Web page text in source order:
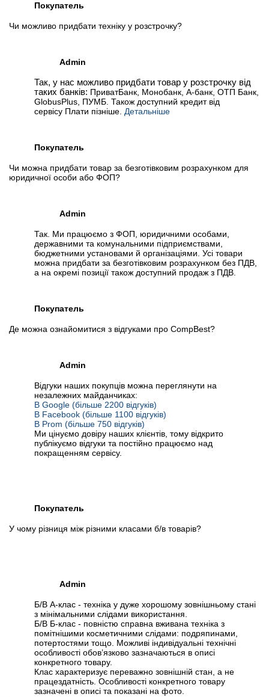
Покупатель
Чи можливо придбати техніку у розстрочку?
Admin
Так, у нас можливо придбати товар у розстрочку від
таких банків: ПриватБанк, Монобанк, А-банк, ОТП Банк,
GlobusPlus, ПУМБ. Також доступний кредит від
сервісу Плати пізніше. Детальніше
Покупатель
Чи можна придбати товар за безготівковим розрахунком для
юридичної особи або ФОП?
Admin
Так. Ми працюємо з ФОП, юридичними особами,
державними та комунальними підприємствами,
бюджетними установами й організаціями. Усі товари
можна придбати за безготівковим розрахунком без ПДВ,
а на окремі позиції також доступний продаж з ПДВ.
Покупатель
Де можна ознайомитися з відгуками про CompBest?
Admin
Відгуки наших покупців можна переглянути на
незалежних майданчиках:
В Google (більше 2200 відгуків)
В Facebook (більше 1100 відгуків)
В Prom (більше 750 відгуків)
Ми цінуємо довіру наших клієнтів, тому відкрито
публікуємо відгуки та постійно працюємо над
покращенням сервісу.
Покупатель
У чому різниця між різними класами б/в товарів?
Admin
Б/В А-клас - техніка у дуже хорошому зовнішньому стані
з мінімальними слідами використання.
Б/В Б-клас - повністю справна вживана техніка з
помітнішими косметичними слідами: подряпинами,
потертостями тощо. Можливі індивідуальні технічні
особливості обов’язково зазначаються в описі
конкретного товару.
Клас характеризує переважно зовнішній стан, а не
працездатність. Особливості конкретного товару
зазначені в описі та показані на фото.